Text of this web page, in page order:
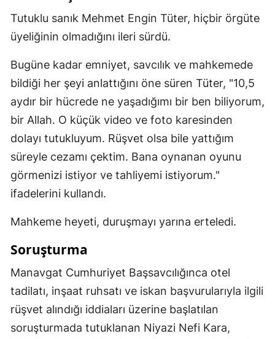
Tutuklu sanık Mehmet Engin Tüter, hiçbir örgüte
üyeliğinin olmadığını ileri sürdü.
Bugüne kadar emniyet, savcılık ve mahkemede
bildiği her şeyi anlattığını öne süren Tüter, "10,5
aydır bir hücrede ne yaşadığımı bir ben biliyorum,
bir Allah. O küçük video ve foto karesinden
dolayı tutukluyum. Rüşvet olsa bile yattığım
süreyle cezamı çektim. Bana oynanan oyunu
görmenizi istiyor ve tahliyemi istiyorum."
ifadelerini kullandı.
Mahkeme heyeti, duruşmayı yarına erteledi.
Soruşturma
Manavgat Cumhuriyet Başsavcılığınca otel
tadilatı, inşaat ruhsatı ve iskan başvurularıyla ilgili
rüşvet alındığı iddiaları üzerine başlatılan
soruşturmada tutuklanan Niyazi Nefi Kara,